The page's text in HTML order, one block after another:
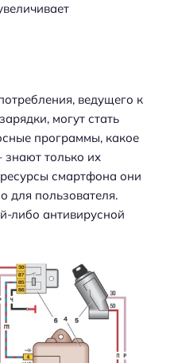
ведущего к
могут стать
программы, какое
знают только их
смартфона они
для пользователя.
либо антивирусной